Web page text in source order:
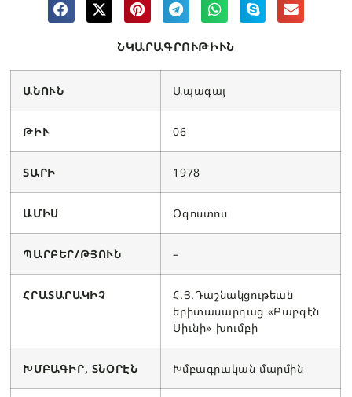
ՆԿԱՐԱԳՐՈՒԹԻՒՆ
ԱՆՈՒՆ Ապագայ
ԹԻՒ 06
ՏԱՐԻ 1978
ԱՄԻՍ Օգոստոս
ՊԱՐԲԵՐ/ԹՅՈՒՆ –
ՀՐԱՏԱՐԱԿԻՉ
Հ.Յ.Դաշնակցութեան
երիտասարդաց «Բաբգէն
Սիւնի» խումբի
ԽՄԲԱԳԻՐ, ՏՆՕՐԷՆ Խմբագրական մարմին